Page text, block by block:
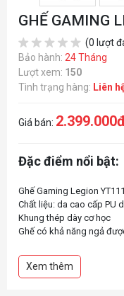
GHẾ GAMING
(0 lượt
Bảo hành: 24 Tháng
Lượt xem: 150
Tình trạng hàng: Liên
Giá bán:
Đặc điểm nổi bật:
Ghế Gaming Legion YT111
Chất liệu: da cao cấp PU
Khung thép dày cơ học
Ghế có khả năng ngả
Tay 3D có thể điều chỉnh
Trụ thuỷ lực Class 3 thử
Xem thêm